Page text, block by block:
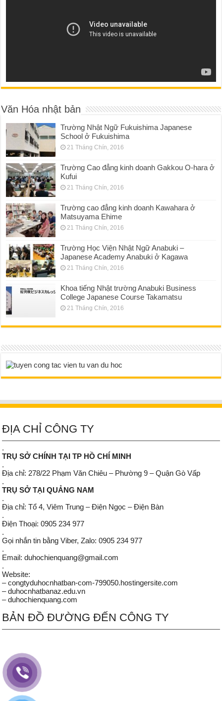
Văn Hóa nhật bản
Trường Nhật Ngữ Fukuishima Japanese
School ở Fukuishima
21 Tháng Chín, 2016
Trường Cao đẳng kinh doanh Gakkou O-hara ở
Kufui
21 Tháng Chín, 2016
Trường cao đẳng kinh doanh Kawahara ở
Matsuyama Ehime
21 Tháng Chín, 2016
Trường Học Viện Nhật Ngữ Anabuki –
Japanese Academy Anabuki ở Kagawa
21 Tháng Chín, 2016
Khoa tiếng Nhật trường Anabuki Business
College Japanese Course Takamatsu
21 Tháng Chín, 2016
ĐỊA CHỈ CÔNG TY
.
TRỤ SỞ CHÍNH TẠI TP HỒ CHÍ MINH
.
Địa chỉ: 278/22 Phạm Văn Chiêu – Phường 9 – Quận Gò Vấp
.
TRỤ SỞ TẠI QUẢNG NAM
.
Địa chỉ: Tổ 4, Viêm Trung – Điện Ngọc – Điện Bàn
.
Điện Thoại: 0905 234 977
.
Gọi nhắn tin bằng Viber, Zalo: 0905 234 977
.
Email: duhochienquang@gmail.com
.
Website:
– congtyduhocnhatban-com-799050.hostingersite.com
– duhocnhatbanaz.edu.vn
– duhochienquang.com
BẢN ĐỒ ĐƯỜNG ĐẾN CÔNG TY